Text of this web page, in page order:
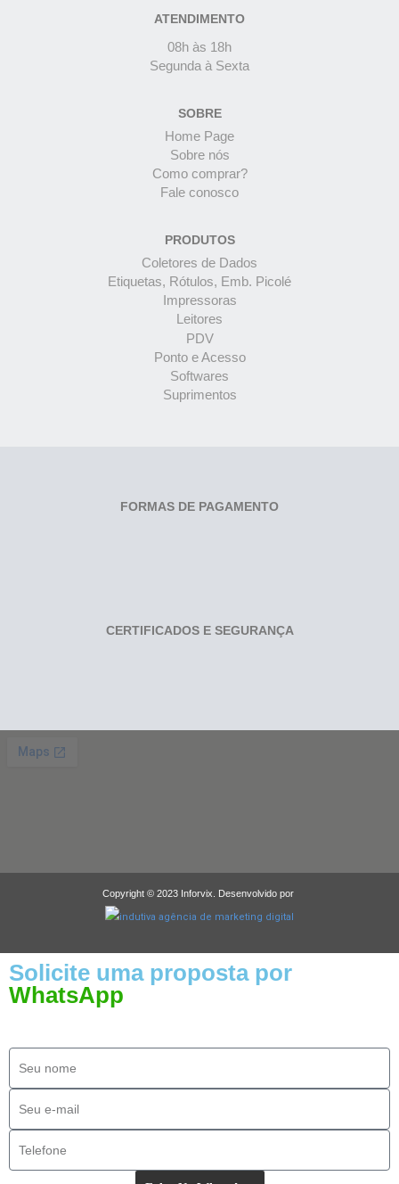
ATENDIMENTO
08h às 18h
Segunda à Sexta
SOBRE
Home Page
Sobre nós
Como comprar?
Fale conosco
PRODUTOS
Coletores de Dados
Etiquetas, Rótulos, Emb. Picolé
Impressoras
Leitores
PDV
Ponto e Acesso
Softwares
Suprimentos
FORMAS DE PAGAMENTO
CERTIFICADOS E SEGURANÇA
Copyright © 2023 Inforvix. Desenvolvido por
Solicite uma proposta por
WhatsApp